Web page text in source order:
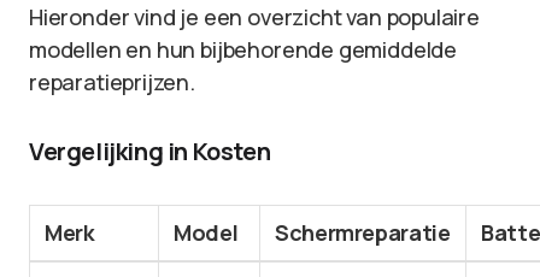
Hieronder vind je een overzicht van populaire
modellen en hun bijbehorende gemiddelde
reparatieprijzen.
Vergelijking in Kosten
Merk Model Schermreparatie